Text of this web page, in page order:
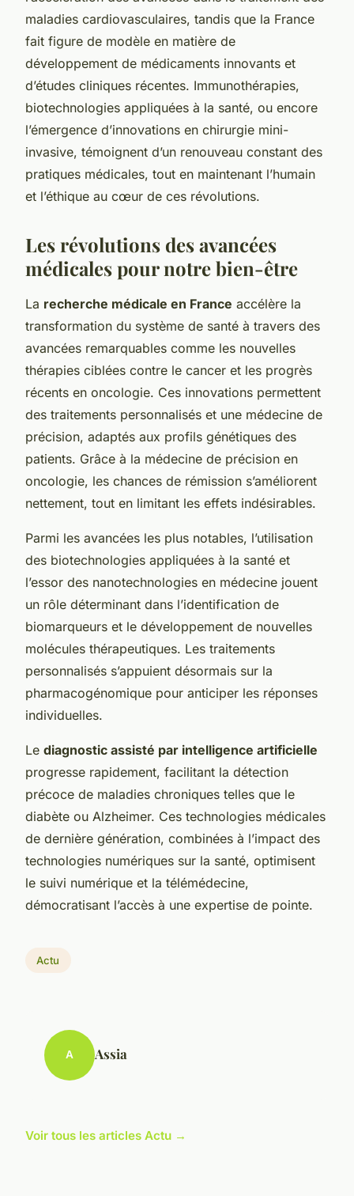
maladies cardiovasculaires, tandis que la France
fait figure de modèle en matière de
développement de médicaments innovants et
d’études cliniques récentes. Immunothérapies,
biotechnologies appliquées à la santé, ou encore
l’émergence d’innovations en chirurgie mini-
invasive, témoignent d’un renouveau constant des
pratiques médicales, tout en maintenant l’humain
et l’éthique au cœur de ces révolutions.
Les révolutions des avancées
médicales pour notre bien-être
La recherche médicale en France accélère la
transformation du système de santé à travers des
avancées remarquables comme les nouvelles
thérapies ciblées contre le cancer et les progrès
récents en oncologie. Ces innovations permettent
des traitements personnalisés et une médecine de
précision, adaptés aux profils génétiques des
patients. Grâce à la médecine de précision en
oncologie, les chances de rémission s’améliorent
nettement, tout en limitant les effets indésirables.
Parmi les avancées les plus notables, l’utilisation
des biotechnologies appliquées à la santé et
l’essor des nanotechnologies en médecine jouent
un rôle déterminant dans l’identification de
biomarqueurs et le développement de nouvelles
molécules thérapeutiques. Les traitements
personnalisés s’appuient désormais sur la
pharmacogénomique pour anticiper les réponses
individuelles.
Le diagnostic assisté par intelligence artificielle
progresse rapidement, facilitant la détection
précoce de maladies chroniques telles que le
diabète ou Alzheimer. Ces technologies médicales
de dernière génération, combinées à l’impact des
technologies numériques sur la santé, optimisent
le suivi numérique et la télémédecine,
démocratisant l’accès à une expertise de pointe.
Actu
A Assia
Voir tous les articles Actu →